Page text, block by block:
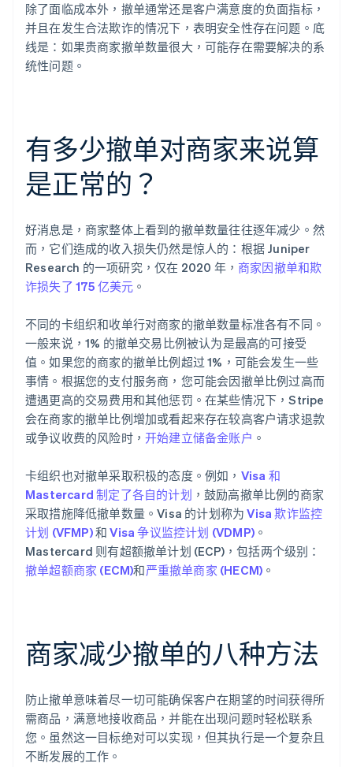
除了面临成本外，撤单通常还是客户满意度的负面指标，
并且在发生合法欺诈的情况下，表明安全性存在问题。底
线是：如果贵商家撤单数量很大，可能存在需要解决的系
统性问题。
有多少撤单对商家来说算
是正常的？
好消息是，商家整体上看到的撤单数量往往逐年减少。然
而，它们造成的收入损失仍然是惊人的：根据 Juniper
Research 的一项研究，仅在 2020 年， 商家因撤单和欺
诈损失了 175 亿美元 。
不同的卡组织和收单行对商家的撤单数量标准各有不同。
一般来说，1% 的撤单交易比例被认为是最高的可接受
值。如果您的商家的撤单比例超过 1%，可能会发生一些
事情。根据您的支付服务商，您可能会因撤单比例过高而
遭遇更高的交易费用和其他惩罚。在某些情况下，Stripe
会在商家的撤单比例增加或看起来存在较高客户请求退款
或争议收费的风险时， 开始建立储备金账户 。
卡组织也对撤单采取积极的态度。例如， Visa 和
Mastercard 制定了各自的计划 ，鼓励高撤单比例的商家
采取措施降低撤单数量。Visa 的计划称为Visa 欺诈监控
计划 (VFMP)和Visa 争议监控计划 (VDMP) 。
Mastercard 则有超额撤单计划 (ECP)，包括两个级别：
撤单超额商家 (ECM)和严重撤单商家 (HECM) 。
商家减少撤单的八种方法
防止撤单意味着尽一切可能确保客户在期望的时间获得所
需商品，满意地接收商品，并能在出现问题时轻松联系
您。虽然这一目标绝对可以实现，但其执行是一个复杂且
不断发展的工作。